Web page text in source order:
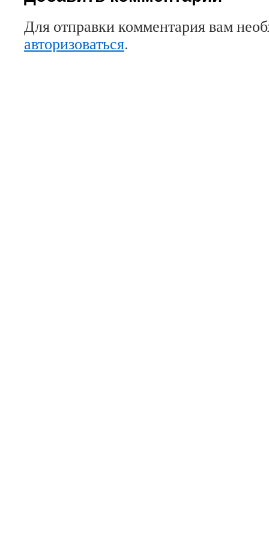
Для отправки комментария вам
авторизоваться.